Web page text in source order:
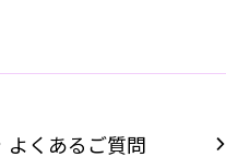
よくあるご質問